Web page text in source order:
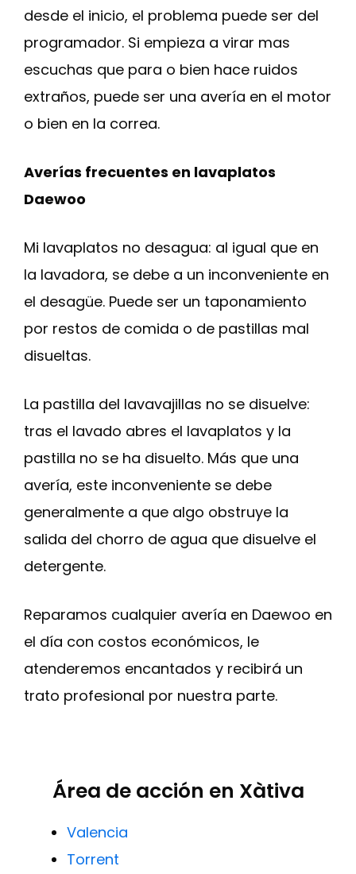
desde el inicio, el problema puede ser del
programador. Si empieza a virar mas
escuchas que para o bien hace ruidos
extraños, puede ser una avería en el motor
o bien en la correa.
Averías frecuentes en lavaplatos
Daewoo
Mi lavaplatos no desagua: al igual que en
la lavadora, se debe a un inconveniente en
el desagüe. Puede ser un taponamiento
por restos de comida o de pastillas mal
disueltas.
La pastilla del lavavajillas no se disuelve:
tras el lavado abres el lavaplatos y la
pastilla no se ha disuelto. Más que una
avería, este inconveniente se debe
generalmente a que algo obstruye la
salida del chorro de agua que disuelve el
detergente.
Reparamos cualquier avería en Daewoo en
el día con costos económicos, le
atenderemos encantados y recibirá un
trato profesional por nuestra parte.
Área de acción en Xàtiva
Valencia
Torrent